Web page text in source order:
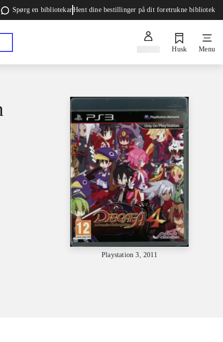
Spørg en bibliotekarHent dine bestillinger på dit foretrukne bibliotek
Husk Menu
Playstation 3, 2011